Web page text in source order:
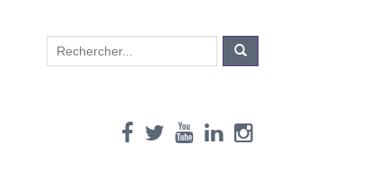
Search
for: